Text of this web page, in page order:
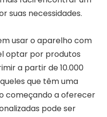
suas necessidades.
usar o aparelho com
optar por produtos
a partir de 10.000
que têm uma
começando a oferecer
pode ser